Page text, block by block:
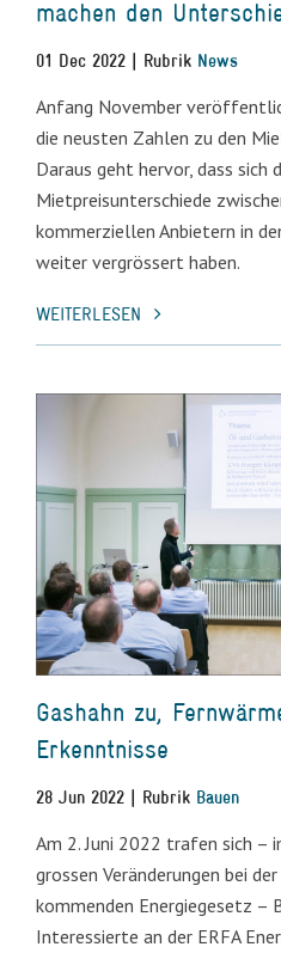
machen den
01 Dec 2022 | Rubrik News
Anfang November
die neusten Zahlen zu den
Daraus geht hervor, dass sich
Mietpreisunterschiede
kommerziellen Anbietern in
weiter vergrössert haben.
WEITERLESEN
Gashahn zu,
Erkenntnisse
28 Jun 2022 | Rubrik Bauen
Am 2. Juni 2022 trafen sich –
grossen Veränderungen bei
kommenden Energiegesetz –
Interessierte an der ERFA